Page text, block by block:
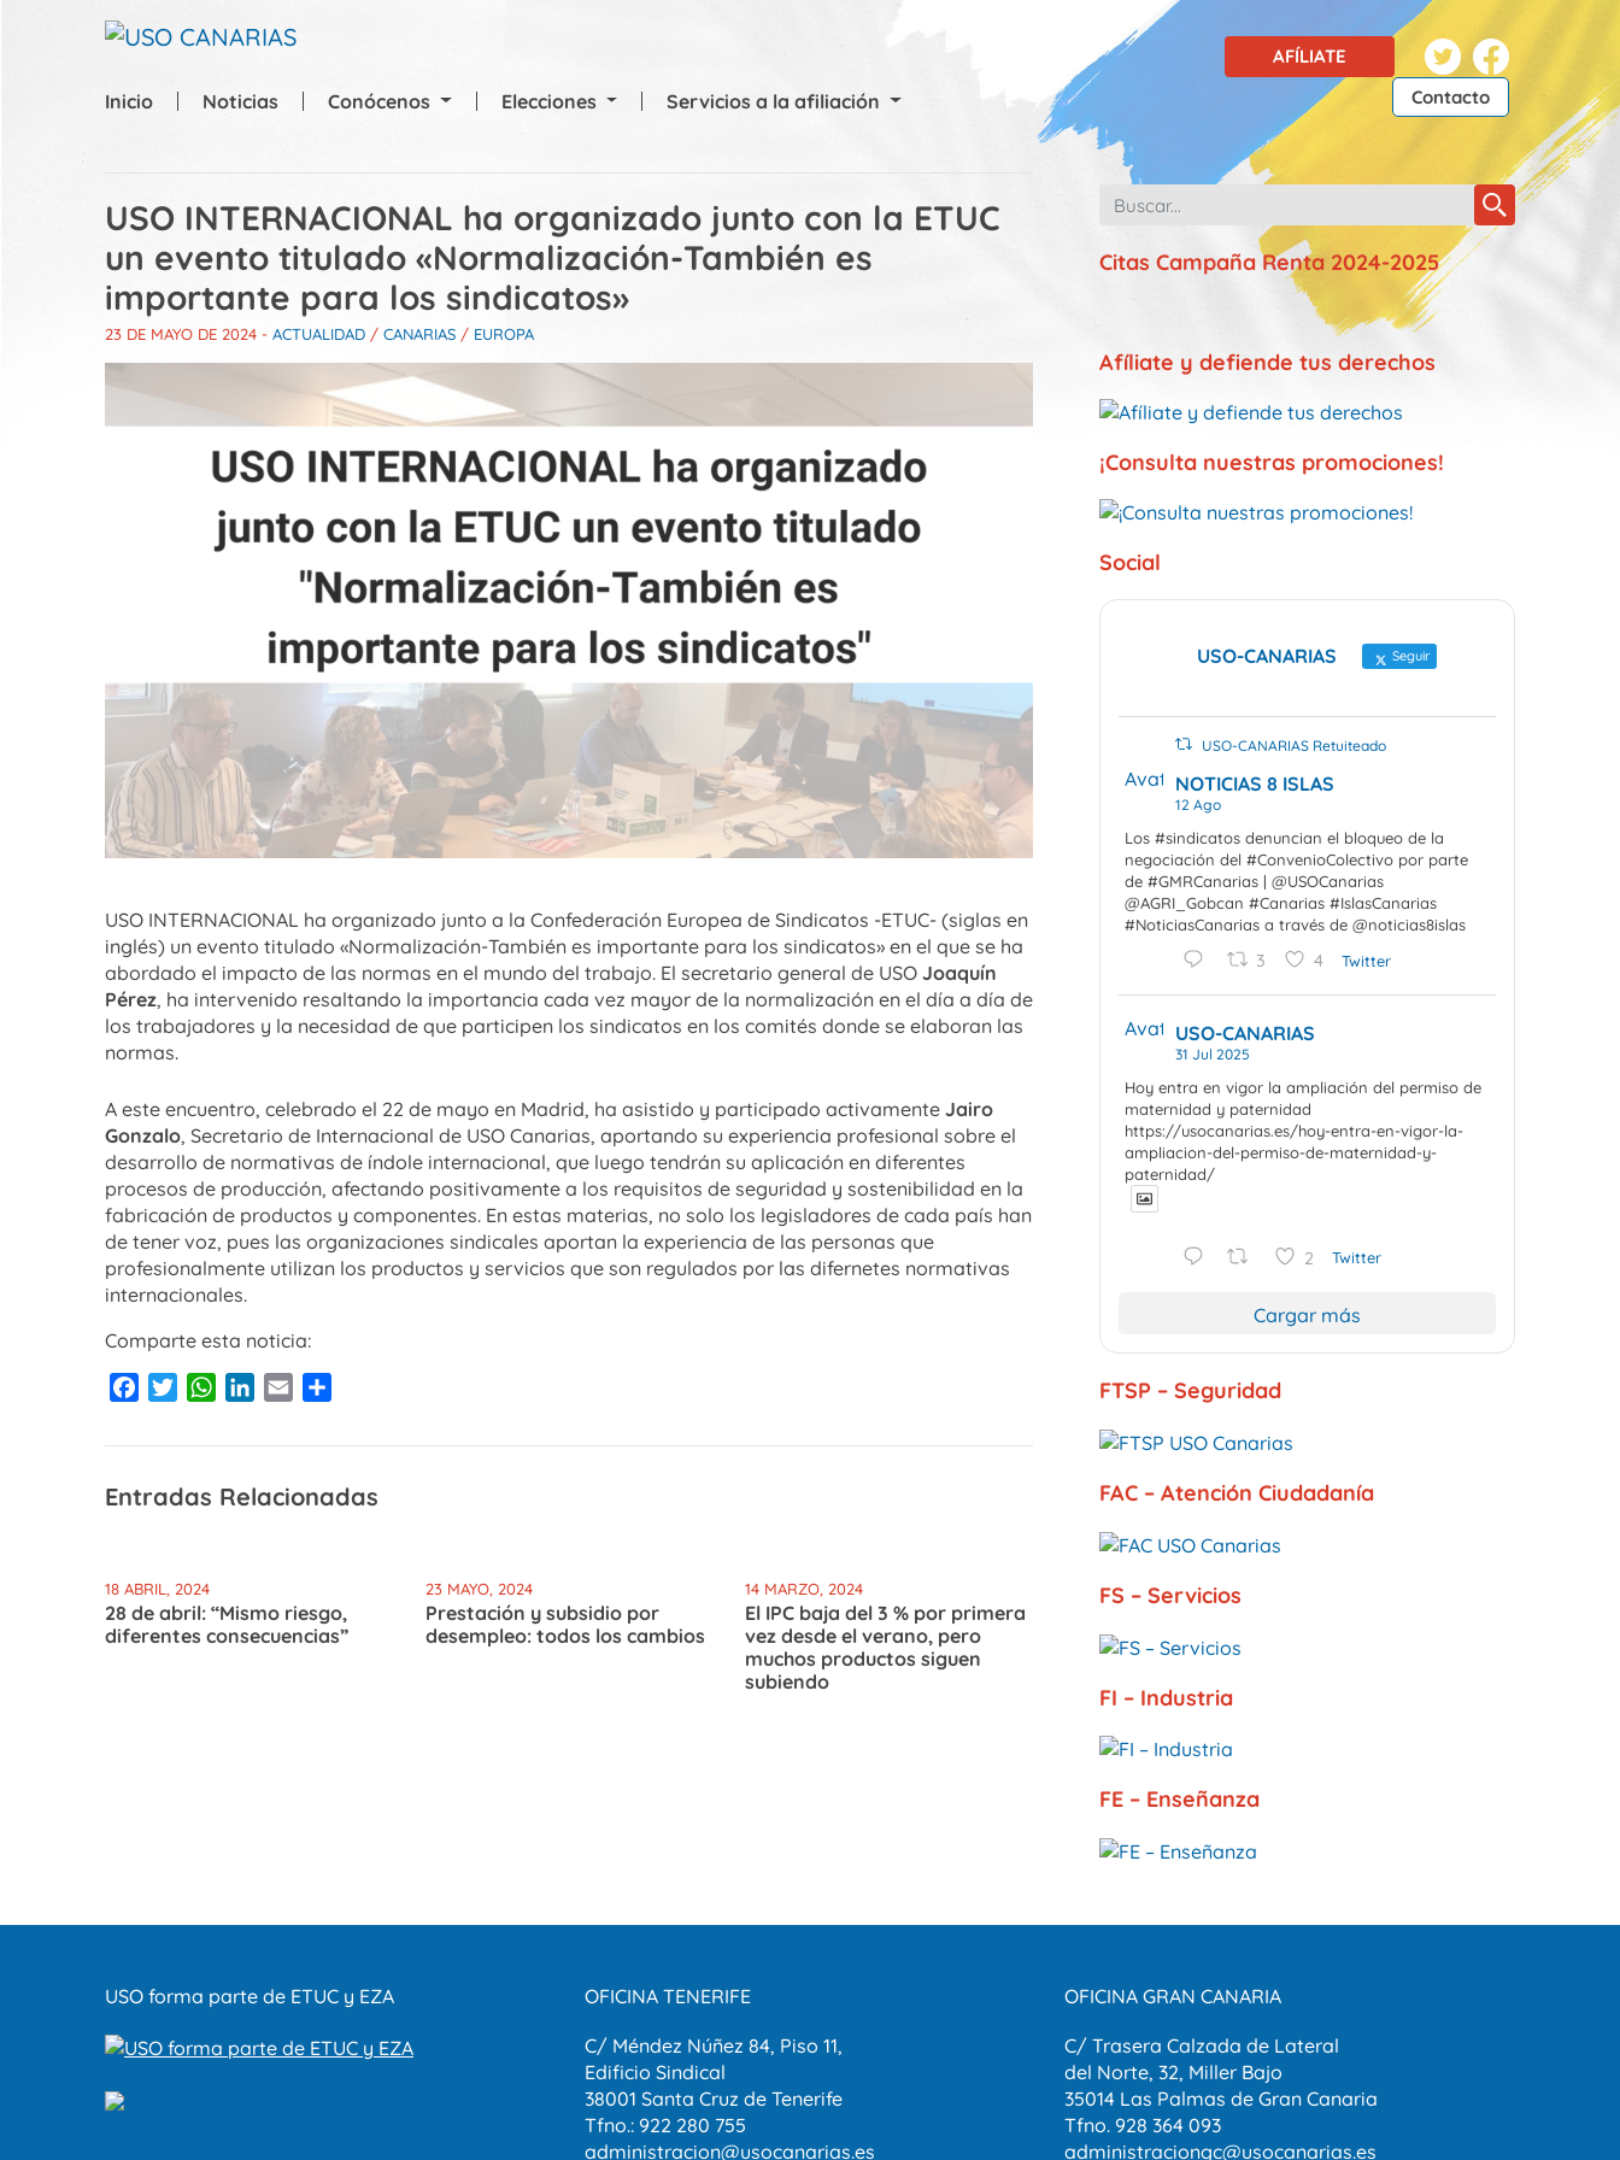
AFÍLIATE
Inicio Noticias Conócenos Elecciones Servicios a la afiliación Contacto
USO INTERNACIONAL ha organizado junto con la ETUC
un evento titulado «Normalización-También es
importante para los sindicatos»
23 DE MAYO DE 2024 - ACTUALIDAD / CANARIAS / EUROPA
USO INTERNACIONAL ha organizado junto a la Confederación Europea de Sindicatos -ETUC- (siglas en
inglés) un evento titulado «Normalización-También es importante para los sindicatos» en el que se ha
abordado el impacto de las normas en el mundo del trabajo. El secretario general de USO Joaquín
Pérez, ha intervenido resaltando la importancia cada vez mayor de la normalización en el día a día de
los trabajadores y la necesidad de que participen los sindicatos en los comités donde se elaboran las
normas.
A este encuentro, celebrado el 22 de mayo en Madrid, ha asistido y participado activamente Jairo
Gonzalo, Secretario de Internacional de USO Canarias, aportando su experiencia profesional sobre el
desarrollo de normativas de índole internacional, que luego tendrán su aplicación en diferentes
procesos de producción, afectando positivamente a los requisitos de seguridad y sostenibilidad en la
fabricación de productos y componentes. En estas materias, no solo los legisladores de cada país han
de tener voz, pues las organizaciones sindicales aportan la experiencia de las personas que
profesionalmente utilizan los productos y servicios que son regulados por las difernetes normativas
internacionales.
Comparte esta noticia:
Facebook
TwitterWhatsApp
LinkedIn
Email
Entradas Relacionadas
18 ABRIL, 2024
28 de abril: “Mismo riesgo,
diferentes consecuencias”
23 MAYO, 2024
Prestación y subsidio por
desempleo: todos los cambios
14 MARZO, 2024
El IPC baja del 3 % por primera
vez desde el verano, pero
muchos productos siguen
subiendo
Citas Campaña Renta 2024-2025
Afíliate y defiende tus derechos
¡Consulta nuestras promociones!
Social
USO-CANARIAS Seguir
USO-CANARIAS Retuiteado
AvatarNOTICIAS 8 ISLAS
12 Ago
Los #sindicatos denuncian el bloqueo de la
negociación del #ConvenioColectivo por parte
de #GMRCanarias | @USOCanarias
@AGRI_Gobcan #Canarias #IslasCanarias
#NoticiasCanarias a través de @noticias8islas
3 4 Twitter
AvatarUSO-CANARIAS
31 Jul 2025
Hoy entra en vigor la ampliación del permiso de
maternidad y paternidad
https://usocanarias.es/hoy-entra-en-vigor-la-
ampliacion-del-permiso-de-maternidad-y-
paternidad/
2 Twitter
Cargar más
FTSP – Seguridad
FAC – Atención Ciudadanía
FS – Servicios
FI – Industria
FE – Enseñanza
USO forma parte de ETUC y EZA OFICINA TENERIFE
C/ Méndez Núñez 84, Piso 11,
Edificio Sindical
38001 Santa Cruz de Tenerife
Tfno.: 922 280 755
administracion@usocanarias.es
OFICINA GRAN CANARIA
C/ Trasera Calzada de Lateral
del Norte, 32, Miller Bajo
35014 Las Palmas de Gran Canaria
Tfno. 928 364 093
administraciongc@usocanarias.es